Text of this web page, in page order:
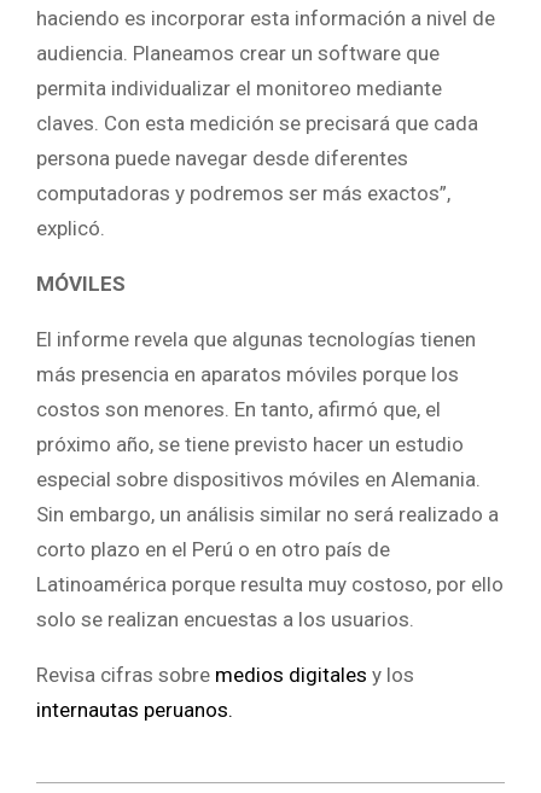
haciendo es incorporar esta información a nivel de
audiencia. Planeamos crear un software que
permita individualizar el monitoreo mediante
claves. Con esta medición se precisará que cada
persona puede navegar desde diferentes
computadoras y podremos ser más exactos”,
explicó.
MÓVILES
El informe revela que algunas tecnologías tienen
más presencia en aparatos móviles porque los
costos son menores. En tanto, afirmó que, el
próximo año, se tiene previsto hacer un estudio
especial sobre dispositivos móviles en Alemania.
Sin embargo, un análisis similar no será realizado a
corto plazo en el Perú o en otro país de
Latinoamérica porque resulta muy costoso, por ello
solo se realizan encuestas a los usuarios.
Revisa cifras sobre medios digitales y los
internautas peruanos.